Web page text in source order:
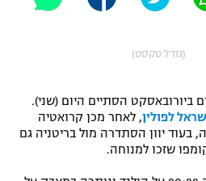
(גודל טקסט)
ביורובאסקט הסתיים היום (שני).
לפולין, לאחר מכן קרואטיה
בעוד יוון הסתדרה מול בריטניה גם
שזכו למנוחה.